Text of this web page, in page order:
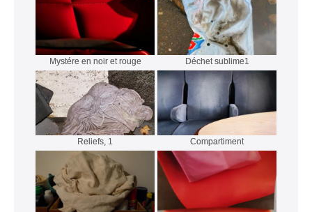
Mystére en noir et rouge Déchet sublime1
Reliefs, 1 Compartiment